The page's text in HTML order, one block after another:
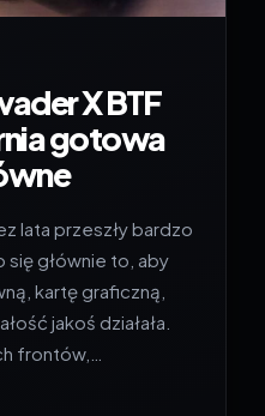
X BTF
gotowa
lata przeszły bardzo
się głównie to, aby
kartę graficzną,
jakoś działała.
frontów,…